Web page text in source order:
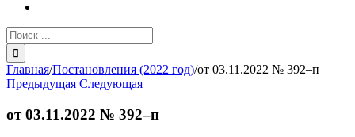
Результат
поиска:
Главная/Постановления (2022 год)/от 03.11.2022 № 392–п
Предыдущая Следующая
от 03.11.2022 № 392–п